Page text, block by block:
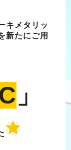
キメタリッ
新たにご用
」